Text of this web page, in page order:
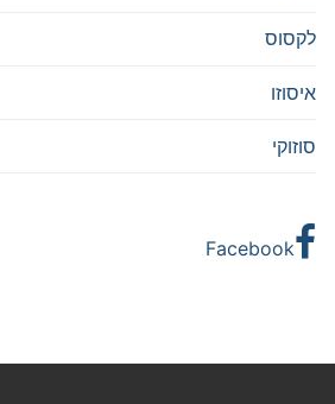
לקסוס
איסוזו
סוזוקי
Facebook